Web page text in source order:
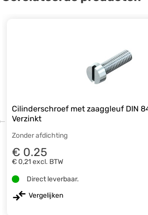
Cilinderschroef met zaaggleuf DIN
Verzinkt
Zonder afdichting
€ 0.25
€ 0,21 excl. BTW
Direct leverbaar.
Vergelijken